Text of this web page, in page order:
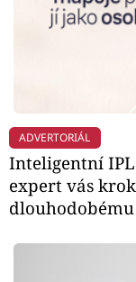
ADVERTORIÁL
Inteligentní
expert vás